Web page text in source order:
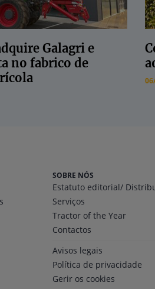
Galagri e
no fabrico de
SOBRE NÓS
Estatuto editorial/
Serviços
Tractor of the Year
Contactos
Avisos legais
Política de privacidade
Gerir os cookies